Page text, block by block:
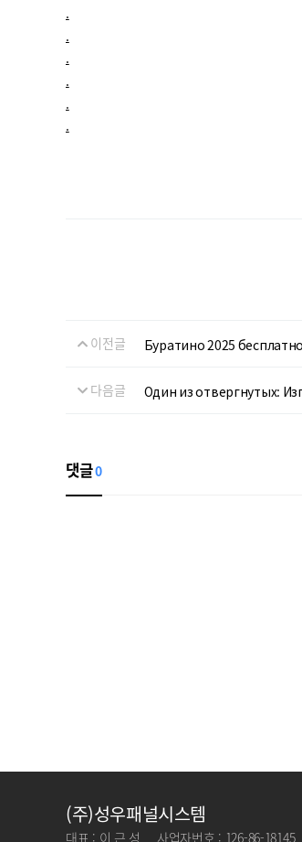
.
.
.
.
.
.
이전글 Буратино 2025
다음글 Один из отвергнутых:
댓글0
(주)성우패널시스템
대표 : 이 근 성 사업자번호 : 126-86-18145